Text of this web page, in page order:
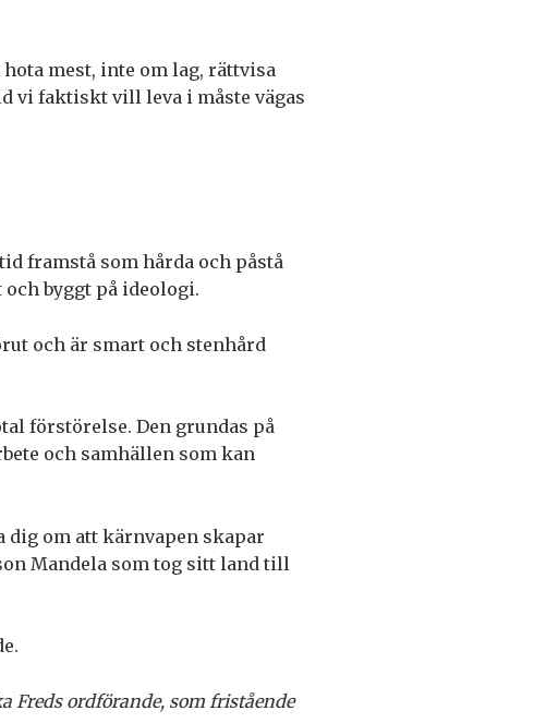
mest, inte om lag, rättvisa
vi faktiskt vill leva i måste vägas
framstå som hårda och påstå
byggt på ideologi.
och är smart och stenhård
förstörelse. Den grundas på
och samhällen som kan
om att kärnvapen skapar
Mandela som tog sitt land till
Freds ordförande, som fristående